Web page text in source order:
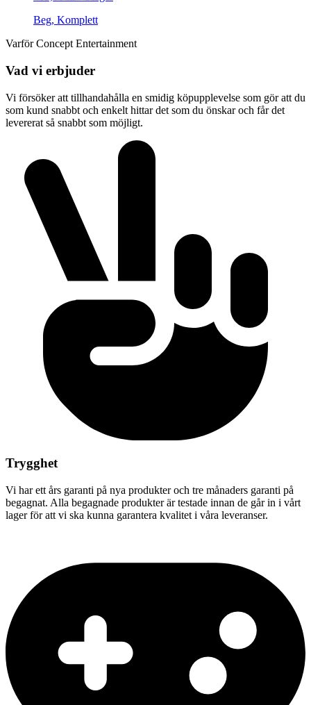
Beg, Komplett
Varför Concept Entertainment
Vad vi erbjuder
Vi försöker att tillhandahålla en smidig köpupplevelse som gör att du
som kund snabbt och enkelt hittar det som du önskar och får det
levererat så snabbt som möjligt.
Trygghet
Vi har ett års garanti på nya produkter och tre månaders garanti på
begagnat. Alla begagnade produkter är testade innan de går in i vårt
lager för att vi ska kunna garantera kvalitet i våra leveranser.